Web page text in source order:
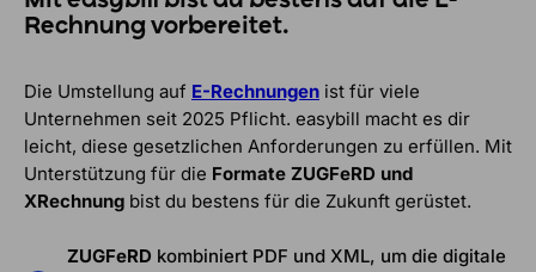
Rechnung vorbereitet.
Die Umstellung auf E-Rechnungen ist für viele
Unternehmen seit 2025 Pflicht. easybill macht es dir
leicht, diese gesetzlichen Anforderungen zu erfüllen. Mit
Unterstützung für die Formate ZUGFeRD und
XRechnung bist du bestens für die Zukunft gerüstet.
ZUGFeRD kombiniert PDF und XML, um die digitale